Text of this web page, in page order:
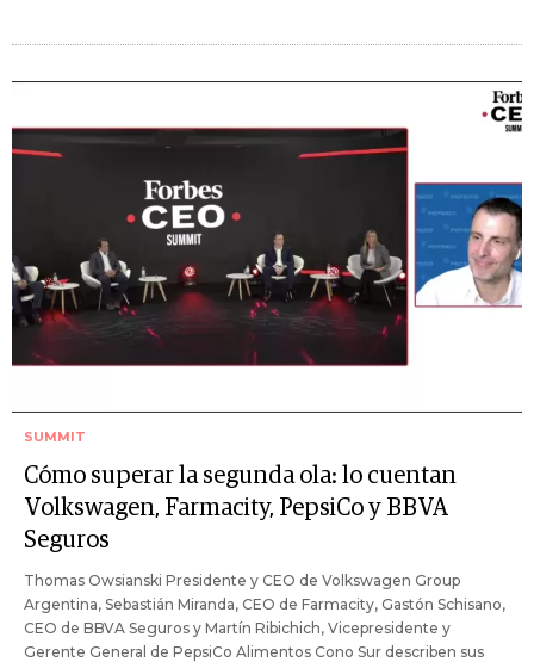
SUMMIT
Cómo superar la segunda ola: lo cuentan
Volkswagen, Farmacity, PepsiCo y BBVA
Seguros
Thomas Owsianski Presidente y CEO de Volkswagen Group
Argentina, Sebastián Miranda, CEO de Farmacity, Gastón Schisano,
CEO de BBVA Seguros y Martín Ribichich, Vicepresidente y
Gerente General de PepsiCo Alimentos Cono Sur describen sus